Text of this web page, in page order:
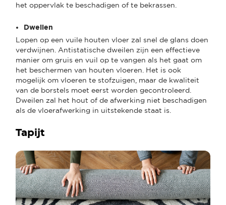
het oppervlak te beschadigen of te bekrassen.
Dweilen
Lopen op een vuile houten vloer zal snel de glans doen
verdwijnen. Antistatische dweilen zijn een effectieve
manier om gruis en vuil op te vangen als het gaat om
het beschermen van houten vloeren. Het is ook
mogelijk om vloeren te stofzuigen, maar de kwaliteit
van de borstels moet eerst worden gecontroleerd.
Dweilen zal het hout of de afwerking niet beschadigen
als de vloerafwerking in uitstekende staat is.
Tapijt